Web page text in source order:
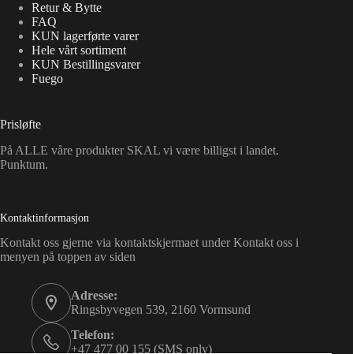
Retur & Bytte
FAQ
KUN lagerførte varer
Hele vårt sortiment
KUN Bestillingsvarer
Fuego
Prisløfte
På ALLE våre produkter SKAL vi være billigst i landet.
Punktum.
Kontaktinformasjon
Kontakt oss gjerne via kontaktskjermaet under Kontakt oss i
menyen på toppen av siden
Adresse:
Ringsbyvegen 539, 2160 Vormsund
Telefon:
+47 477 00 155 (SMS only)